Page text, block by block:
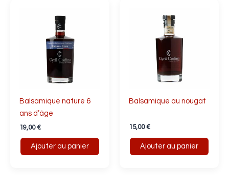
Balsamique nature 6
ans d’âge
19,00€
Ajouter au panier
Balsamique au nougat
15,00€
Ajouter au panier